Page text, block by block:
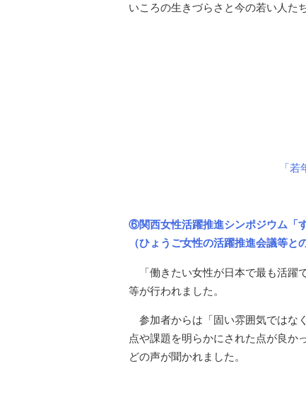
いころの生きづらさと今の若い人た
「
⑥関西女性活躍推進シンポジウム「
（ひょうご女性の活躍推進会議等と
「働きたい女性が日本で最も活
等が行われました。
参加者からは「固い雰囲気ではな
点や課題を明らかにされた点が良か
どの声が聞かれました。